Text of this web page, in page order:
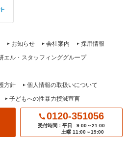
0120-351056
受付時間：平日
9:00～21:00
土曜 11:00～19:00
お知らせ 会社案内
採用情報
エル・スタッフィンググループ
方針
個人情報の取扱いについて
子どもへの性暴力撲滅宣言
スタッフィング. All Rights Reserved.